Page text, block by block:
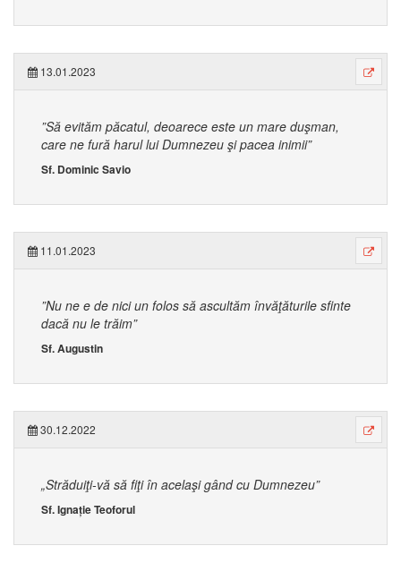
13.01.2023
”Să evităm păcatul, deoarece este un mare duşman,
care ne fură harul lui Dumnezeu şi pacea inimii”
Sf. Dominic Savio
11.01.2023
”Nu ne e de nici un folos să ascultăm învăţăturile sfinte
dacă nu le trăim”
Sf. Augustin
30.12.2022
„Străduiţi-vă să fiţi în acelaşi gând cu Dumnezeu”
Sf. Ignație Teoforul